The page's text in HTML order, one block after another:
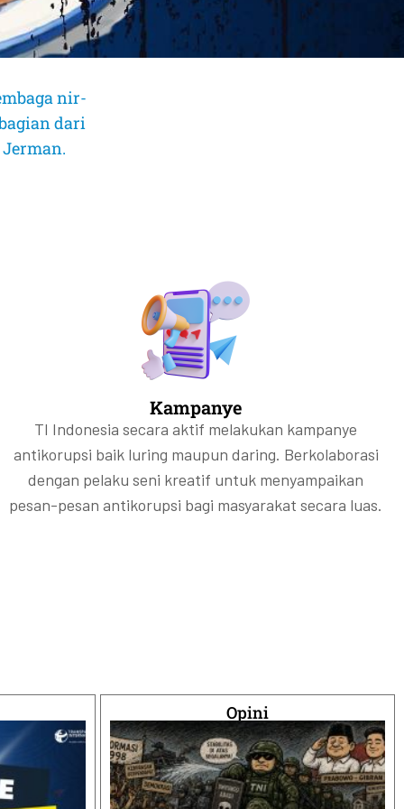
nir-
dari
Kampanye
TI Indonesia secara aktif melakukan kampanye
antikorupsi baik luring maupun daring. Berkolaborasi
dengan pelaku seni kreatif untuk menyampaikan
pesan-pesan antikorupsi bagi masyarakat secara luas.
Opini